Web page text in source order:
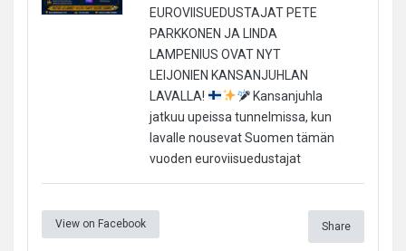
EUROVIISUEDUSTAJAT PETE
PARKKONEN JA LINDA
LAMPENIUS OVAT NYT
LEIJONIEN KANSANJUHLAN
LAVALLA!
Kansanjuhla
jatkuu upeissa tunnelmissa, kun
lavalle nousevat Suomen tämän
vuoden euroviisuedustajat
View on Facebook Share